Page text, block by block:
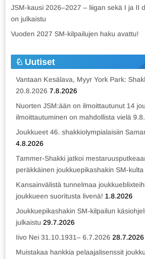
JSM-kausi 2026–2027 – liigan sekä I ja II
on julkaistu
Vuoden 2027 SM-kilpailujen haku avattu!
Uutiset
Vantaan Kesälava, Myyr York Park:
20.8.2026 7.8.2026
Nuorten JSM:ään on ilmoittautunut 14
ilmoittautuminen on mahdollista vielä
Joukkueet 46. shakkiolympialaisiin
4.8.2026
Tammer-Shakki jatkoi
peräkkäinen joukkuepikashakin SM-kulta
Kansainvälistä tunnelmaa
joukkueen suoritusta livenä! 1.8.2026
Joukkuepikashakin SM-kilpailun
julkaistu 29.7.2026
Iivo Nei 31.10.1931– 6.7.2026 28.7.2026
Muistakaa hankkia pelaajalisenssit